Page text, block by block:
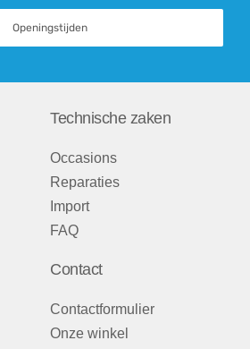
Openingstijden
Technische zaken
Occasions
Reparaties
Import
FAQ
Contact
Contactformulier
Onze winkel